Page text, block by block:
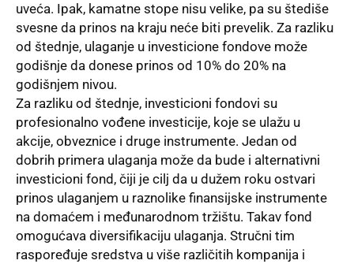
uveća. Ipak, kamatne stope nisu velike, pa su štediše
svesne da prinos na kraju neće biti prevelik. Za razliku
od štednje, ulaganje u investicione fondove može
godišnje da donese prinos od 10% do 20% na
godišnjem nivou.
Za razliku od štednje, investicioni fondovi su
profesionalno vođene investicije, koje se ulažu u
akcije, obveznice i druge instrumente. Jedan od
dobrih primera ulaganja može da bude i alternativni
investicioni fond, čiji je cilj da u dužem roku ostvari
prinos ulaganjem u raznolike finansijske instrumente
na domaćem i međunarodnom tržištu. Takav fond
omogućava diversifikaciju ulaganja. Stručni tim
raspoređuje sredstva u više različitih kompanija i